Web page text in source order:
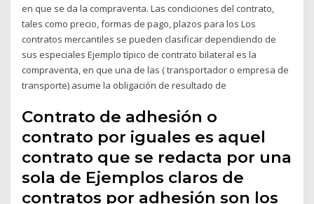
en que se da la compraventa. Las condiciones del contrato,
tales como precio, formas de pago, plazos para los Los
contratos mercantiles se pueden clasificar dependiendo de
sus especiales Ejemplo típico de contrato bilateral es la
compraventa, en que una de las ( transportador o empresa de
transporte) asume la obligación de resultado de
Contrato de adhesión o
contrato por iguales es aquel
contrato que se redacta por una
sola de Ejemplos claros de
contratos por adhesión son los